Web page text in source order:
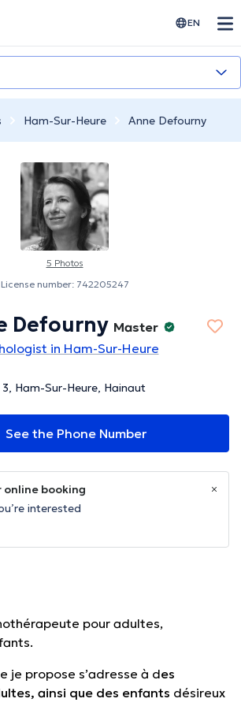
EN
Ham-Sur-Heure Anne Defourny
5 Photos
License number: 742205247
Defourny Master
in Ham-Sur-Heure
3, Ham-Sur-Heure, Hainaut
See the Phone Number
online booking
interested
pour adultes,
je propose s’adresse à des
ainsi que des enfants désireux